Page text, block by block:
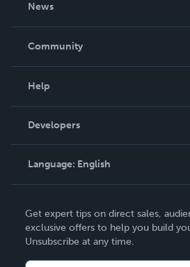
News
In The News
Community
Podcast
Help
Order Lookup
Knowledge Base
Contact Support
Developers
Language: English
Deutsch
Français
Get expert tips on direct sales,
exclusive offers to help you build
Unsubscribe at any time.